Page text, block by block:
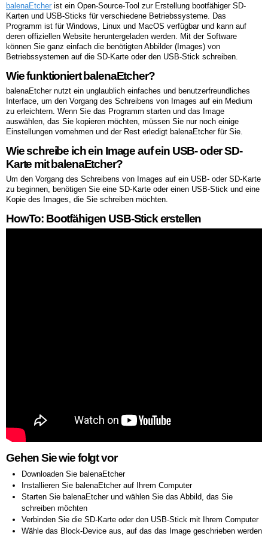
balenaEtcher ist ein Open-Source-Tool zur Erstellung bootfähiger SD-
Karten und USB-Sticks für verschiedene Betriebssysteme. Das
Programm ist für Windows, Linux und MacOS verfügbar und kann auf
deren offiziellen Website heruntergeladen werden. Mit der Software
können Sie ganz einfach die benötigten Abbilder (Images) von
Betriebssystemen auf die SD-Karte oder den USB-Stick schreiben.
Wie funktioniert balenaEtcher?
balenaEtcher nutzt ein unglaublich einfaches und benutzerfreundliches
Interface, um den Vorgang des Schreibens von Images auf ein Medium
zu erleichtern. Wenn Sie das Programm starten und das Image
auswählen, das Sie kopieren möchten, müssen Sie nur noch einige
Einstellungen vornehmen und der Rest erledigt balenaEtcher für Sie.
Wie schreibe ich ein Image auf ein USB- oder SD-
Karte mit balenaEtcher?
Um den Vorgang des Schreibens von Images auf ein USB- oder SD-Karte
zu beginnen, benötigen Sie eine SD-Karte oder einen USB-Stick und eine
Kopie des Images, die Sie schreiben möchten.
HowTo: Bootfähigen USB-Stick erstellen
Gehen Sie wie folgt vor
Downloaden Sie balenaEtcher
Installieren Sie balenaEtcher auf Ihrem Computer
Starten Sie balenaEtcher und wählen Sie das Abbild, das Sie
schreiben möchten
Verbinden Sie die SD-Karte oder den USB-Stick mit Ihrem Computer
Wähle das Block-Device aus, auf das das Image geschrieben werden